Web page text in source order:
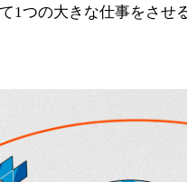
1つの大きな仕事をさせ